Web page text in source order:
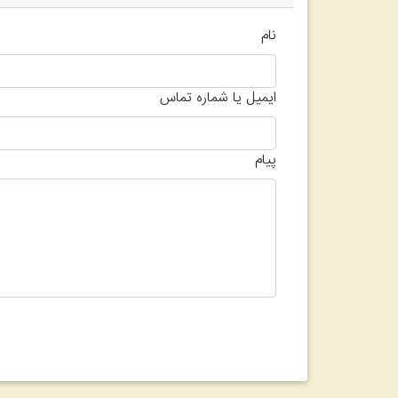
نام
ایمیل یا شماره تماس
پیام